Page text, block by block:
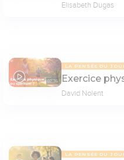
Elisabeth Dugas
07:36
LA PENSÉE DU
Exercice
David Nolent
LA PENSÉE DU